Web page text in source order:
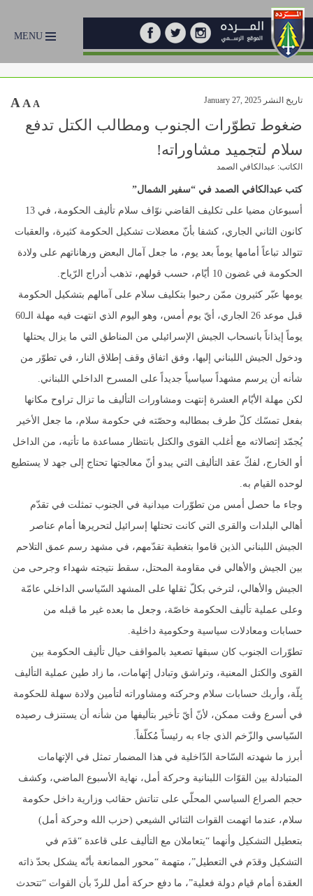
MENU
تاريخ النشر January 27, 2025 A A A
ضغوط تطوّرات الجنوب ومطالب الكتل تدفع
سلام لتجميد مشاوراته!
الكاتب: عبدالكافي الصمد
كتب عبدالكافي الصمد في “سفير الشمال”
أسبوعان مضيا على تكليف القاضي نوّاف سلام تأليف الحكومة، في 13
كانون الثاني الجاري، كشفا بأنّ معضلات تشكيل الحكومة كثيرة، والعقبات
تتوالد تباعاً أمامها يوماً بعد يوم، ما جعل آمال البعض ورهاناتهم على ولادة
الحكومة في غضون 10 أيّام، حسب قولهم، تذهب أدراج الرّياح.
يومها عبّر كثيرون ممّن رحبوا بتكليف سلام على آمالهم بتشكيل الحكومة
قبل موعد 26 الجاري، أيّ يوم أمس، وهو اليوم الذي انتهت فيه مهلة الـ60
يوماً إيذاناً بانسحاب الجيش الإسرائيلي من المناطق التي ما يزال يحتلها
ودخول الجيش اللبناني إليها، وفق اتفاق وقف إطلاق النار، في تطوّر من
شأنه أن يرسم مشهداً سياسياً جديداً على المسرح الداخلي اللبناني.
لكن مهلة الأيّام العشرة إنتهت ومشاورات التأليف ما تزال تراوح مكانها
بفعل تمسّك كلّ طرف بمطالبه وحصّته في حكومة سلام، ما جعل الأخير
يُجمّد إتصالاته مع أغلب القوى والكتل بانتظار مساعدة ما تأتيه، من الداخل
أو الخارج، لفكّ عقد التأليف التي يبدو أنّ معالجتها تحتاج إلى جهد لا يستطيع
لوحده القيام به.
وجاء ما حصل أمس من تطوّرات ميدانية في الجنوب تمثلت في تقدّم
أهالي البلدات والقرى التي كانت تحتلها إسرائيل لتحريرها أمام عناصر
الجيش اللبناني الذين قاموا بتغطية تقدّمهم، في مشهد رسم عمق التلاحم
بين الجيش والأهالي في مقاومة المحتل، سقط نتيجته شهداء وجرحى من
الجيش والأهالي، لترخي بكلّ ثقلها على المشهد السّياسي الداخلي عامّة
وعلى عملية تأليف الحكومة خاصّة، وجعل ما بعده غير ما قبله من
حسابات ومعادلات سياسية وحكومية داخلية.
تطوّرات الجنوب كان سبقها تصعيد بالمواقف حيال تأليف الحكومة بين
القوى والكتل المعنية، وتراشق وتبادل إتهامات، ما زاد طين عملية التأليف
بِلّة، وأربك حسابات سلام وحركته ومشاوراته لتأمين ولادة سهلة للحكومة
في أسرع وقت ممكن، لأنّ أيّ تأخير بتأليفها من شأنه أن يستنزف رصيده
السّياسي والزّخم الذي جاء به رئيساً مُكلّفاً.
أبرز ما شهدته السّاحة الدّاخلية في هذا المضمار تمثل في الإتهامات
المتبادلة بين القوّات اللبنانية وحركة أمل، نهاية الأسبوع الماضي، وكشف
حجم الصراع السياسي المحلّي على تناتش حقائب وزارية داخل حكومة
سلام، عندما اتهمت القوات الثنائي الشيعي (حزب الله وحركة أمل)
بتعطيل التشكيل وأنهما “يتعاملان مع التأليف على قاعدة “قدَم في
التشكيل وقدَم في التعطيل”، متهمة “محور الممانعة بأنّه يشكل بحدّ ذاته
العقدة أمام قيام دولة فعلية”، ما دفع حركة أمل للردّ بأن القوات “تتحدث